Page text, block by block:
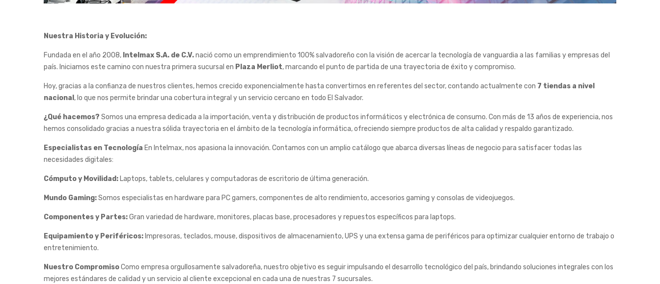
Nuestra Historia y Evolución:
Fundada en el año 2008, Intelmax S.A. de C.V.nació como un emprendimiento 100% salvadoreño con la visión de acercar la tecnología de vanguardia a las familias y empresas del
país. Iniciamos este camino con nuestra primera sucursal en Plaza Merliot, marcando el punto de partida de una trayectoria de éxito y compromiso.
Hoy, gracias a la confianza de nuestros clientes, hemos crecido exponencialmente hasta convertirnos en referentes del sector, contando actualmente con 7 tiendas a nivel
nacional , lo que nos permite brindar una cobertura integral y un servicio cercano en todo El Salvador.
¿Qué hacemos? Somos una empresa dedicada a la importación, venta y distribución de productos informáticos y electrónica de consumo. Con más de 13 años de experiencia, nos
hemos consolidado gracias a nuestra sólida trayectoria en el ámbito de la tecnología informática, ofreciendo siempre productos de alta calidad y respaldo garantizado.
Especialistas en Tecnología En Intelmax, nos apasiona la innovación. Contamos con un amplio catálogo que abarca diversas líneas de negocio para satisfacer todas las
necesidades digitales:
Cómputo y Movilidad:Laptops, tablets, celulares y computadoras de escritorio de última generación.
Mundo Gaming:Somos especialistas en hardware para PC gamers, componentes de alto rendimiento, accesorios gaming y consolas de videojuegos.
Componentes y Partes:Gran variedad de hardware, monitores, placas base, procesadores y repuestos específicos para laptops.
Equipamiento y Periféricos:Impresoras, teclados, mouse, dispositivos de almacenamiento, UPS y una extensa gama de periféricos para optimizar cualquier entorno de trabajo o
entretenimiento.
Nuestro CompromisoComo empresa orgullosamente salvadoreña, nuestro objetivo es seguir impulsando el desarrollo tecnológico del país, brindando soluciones integrales con los
mejores estándares de calidad y un servicio al cliente excepcional en cada una de nuestras 7 sucursales.